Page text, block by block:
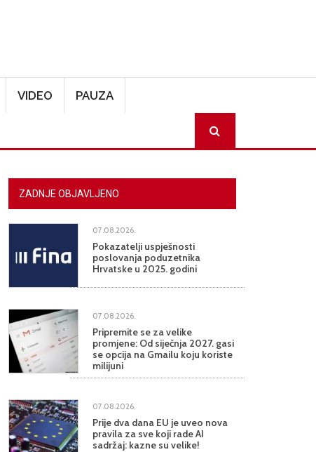
VIDEO PAUZA
ZADNJE OBJAVLJENO
07.08.2026.
Pokazatelji uspješnosti
poslovanja poduzetnika
Hrvatske u 2025. godini
07.08.2026.
Pripremite se za velike
promjene: Od siječnja 2027. gasi
se opcija na Gmailu koju koriste
milijuni
07.08.2026.
Prije dva dana EU je uveo nova
pravila za sve koji rade AI
sadržaj: kazne su velike!